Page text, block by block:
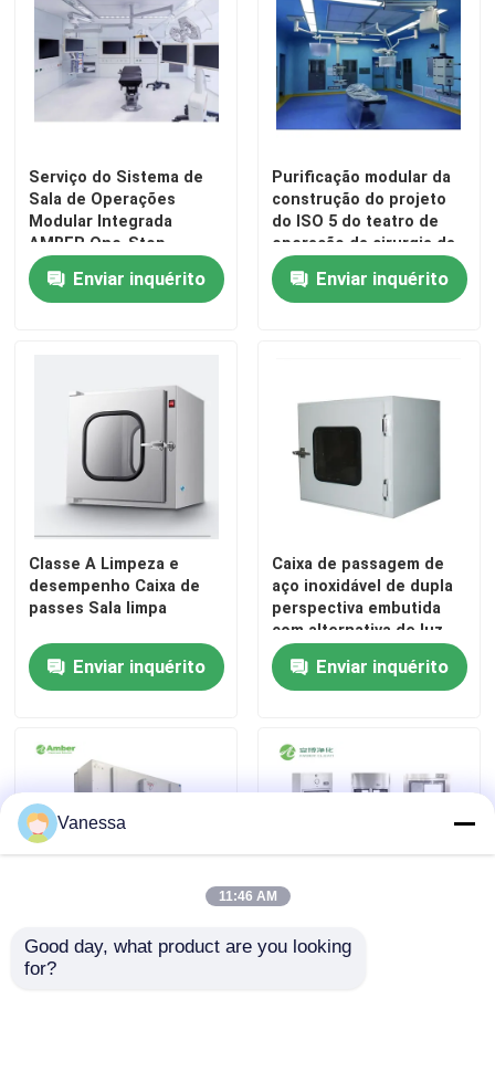
Serviço do Sistema de
Sala de Operações
Modular Integrada
AMBER One-Stop
Enviar inquérito
Purificação modular da
construção do projeto
do ISO 5 do teatro de
operação da cirurgia da
classe 10000
Enviar inquérito
Classe A Limpeza e
desempenho Caixa de
passes Sala limpa
Enviar inquérito
Caixa de passagem de
aço inoxidável de dupla
perspectiva embutida
com alternativa de luz
UV
Enviar inquérito
Multi-control HEPA FFU
Intelligent Group
Sala limpa de aço
Vanessa
11:46 AM
Good day, what product are you looking
for?